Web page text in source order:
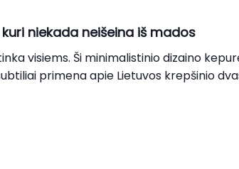
niekada neišeina iš mados
visiems. Ši minimalistinio dizaino
primena apie Lietuvos krepšinio